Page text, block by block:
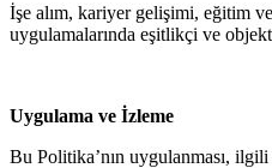
İşe alım, kariyer gelişimi, eğitim
uygulamalarında eşitlikçi ve
Uygulama ve İzleme
Bu Politika’nın uygulanması,